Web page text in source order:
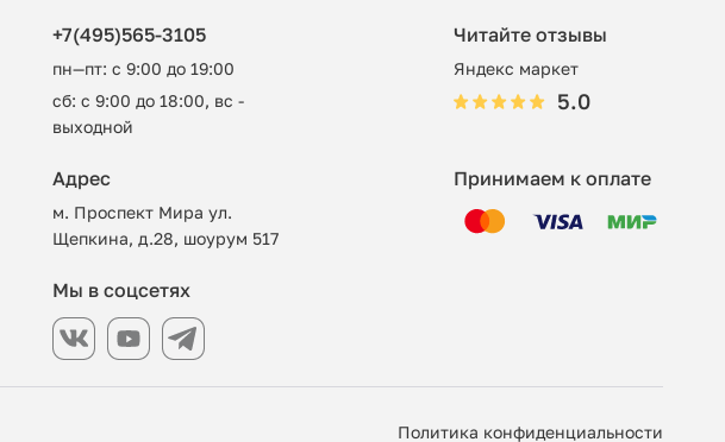
+7(495)565-3105
пн—пт: с 9:00 до 19:00
сб: с 9:00 до 18:00, вс -
выходной
Читайте отзывы
Яндекс маркет
5.0
Адрес
м. Проспект Мира ул.
Щепкина, д.28, шоурум 517
Принимаем к оплате
Мы в соцсетях
Политика конфиденциальности